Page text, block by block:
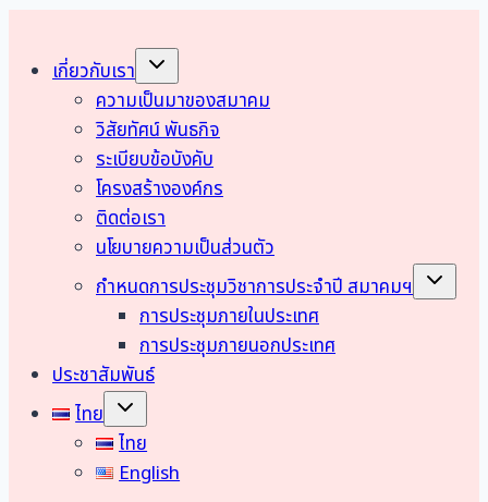
ใจ
ให้
น้อง
ป้องกัน
มะเร็ง
ปาก
มดลูก
ครั้ง
ที่
8
“
เกี่ยวกับเรา
Toggle
menu
ความเป็นมาของสมาคม
วิสัยทัศน์ พันธกิจ
ระเบียบข้อบังคับ
โครงสร้างองค์กร
ติดต่อเรา
นโยบายความเป็นส่วนตัว
กำหนดการประชุมวิชาการประจำปี สมาคมฯ
Toggle
การประชุมภายในประเทศ
การประชุมภายนอกประเทศ
ประชาสัมพันธ์
ไทย
Toggle
menu
ไทย
English